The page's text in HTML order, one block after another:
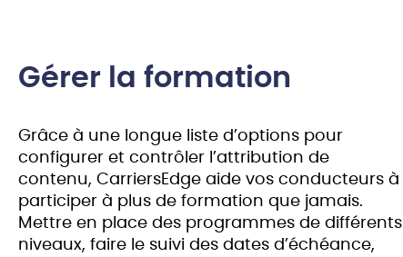
Gérer la formation
Grâce à une longue liste d’options pour
configurer et contrôler l’attribution de
contenu, CarriersEdge aide vos conducteurs à
participer à plus de formation que jamais.
Mettre en place des programmes de différents
niveaux, faire le suivi des dates d’échéance,